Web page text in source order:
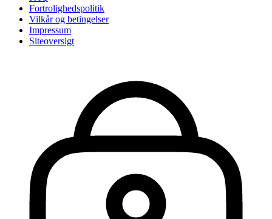
Fortrolighedspolitik
Vilkår og betingelser
Impressum
Siteoversigt